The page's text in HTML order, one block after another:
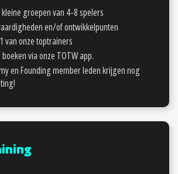
groepen van 4-8 spelers
en/of ontwikkelpunten
van onze toptrainers
via onze TOTW app.
en Founding member leden krijgen nog